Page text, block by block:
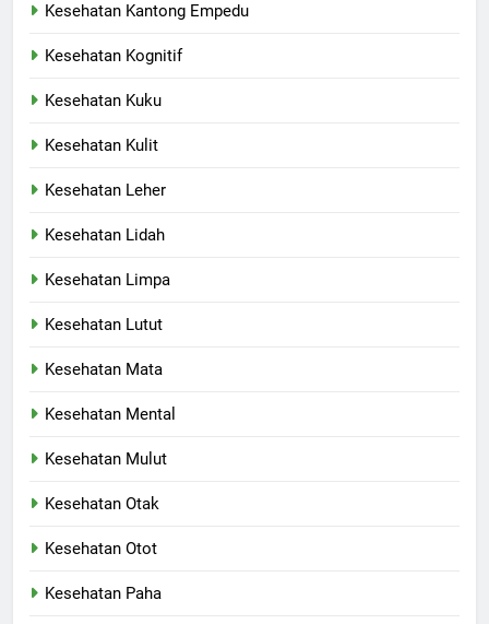
Kesehatan Kantong Empedu
Kesehatan Kognitif
Kesehatan Kuku
Kesehatan Kulit
Kesehatan Leher
Kesehatan Lidah
Kesehatan Limpa
Kesehatan Lutut
Kesehatan Mata
Kesehatan Mental
Kesehatan Mulut
Kesehatan Otak
Kesehatan Otot
Kesehatan Paha